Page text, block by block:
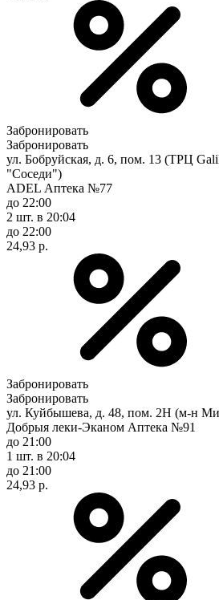
Забронировать
Забронировать
ул. Бобруйская, д. 6, пом. 13 (ТРЦ
"Соседи")
ADEL Аптека №77
до 22:00
2 шт. в 20:04
до 22:00
24,93 р.
Забронировать
Забронировать
ул. Куйбышева, д. 48, пом. 2Н (м-н
Добрыя леки-Эканом Аптека №91
до 21:00
1 шт. в 20:04
до 21:00
24,93 р.